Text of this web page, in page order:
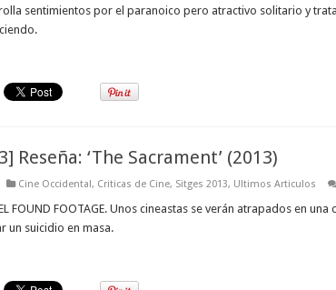
sentimientos por el paranoico pero atractivo solitario y
Reseña: ‘The Sacrament’ (2013)
Cine Occidental , Criticas de Cine, Sitges 2013, Ultimos Articulos
FOUND FOOTAGE. Unos cineastas se verán atrapados en
un suicidio en masa.